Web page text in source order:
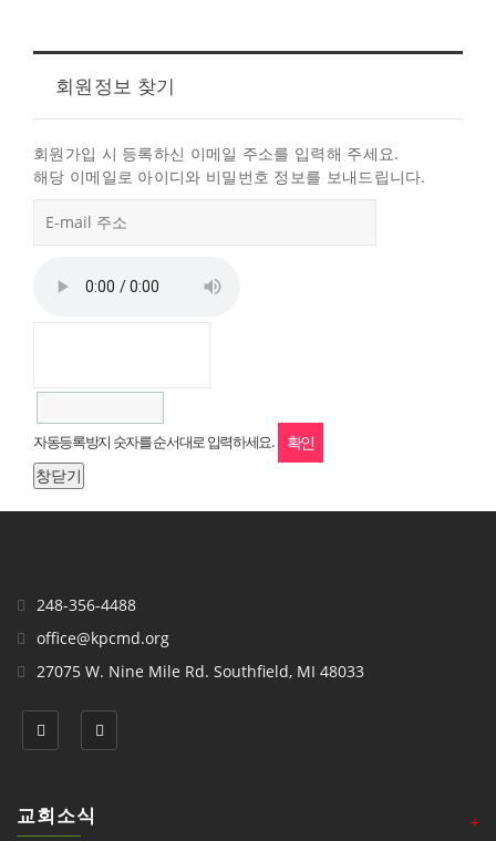
회원정보 찾기
회원가입 시 등록하신 이메일 주소를 입력해 주세요.
해당 이메일로 아이디와 비밀번호 정보를 보내드립니다.
자동등록방지 숫자를 순서대로 입력하세요.
창닫기
248-356-4488
office@kpcmd.org
27075 W. Nine Mile Rd. Southfield, MI 48033
교회소식 +